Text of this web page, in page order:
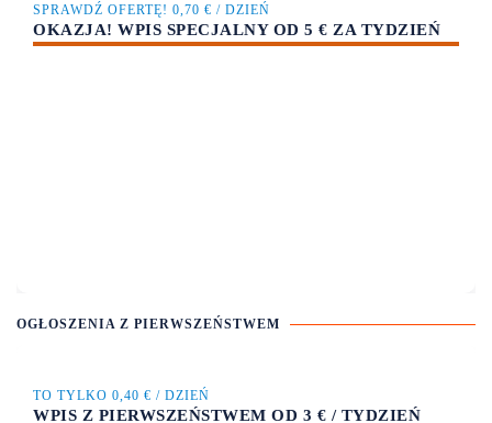
SPRAWDŹ OFERTĘ! 0,70 € / DZIEŃ
OKAZJA! WPIS SPECJALNY OD 5 € ZA TYDZIEŃ
OGŁOSZENIA Z PIERWSZEŃSTWEM
TO TYLKO 0,40 € / DZIEŃ
WPIS Z PIERWSZEŃSTWEM OD 3 € / TYDZIEŃ